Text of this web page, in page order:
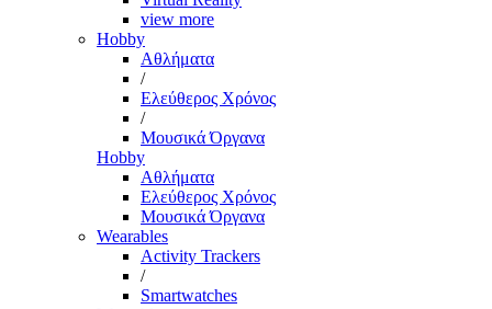
view more
Hobby
Αθλήματα
/
Ελεύθερος Χρόνος
/
Μουσικά Όργανα
Hobby
Αθλήματα
Ελεύθερος Χρόνος
Μουσικά Όργανα
Wearables
Activity Trackers
/
Smartwatches